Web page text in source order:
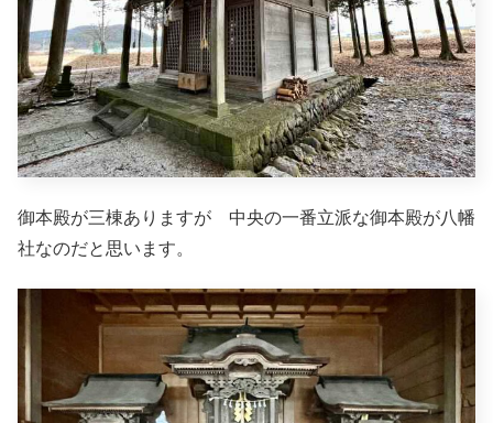
御本殿が三棟ありますが 中央の一番立派な御本殿が八幡
社なのだと思います。